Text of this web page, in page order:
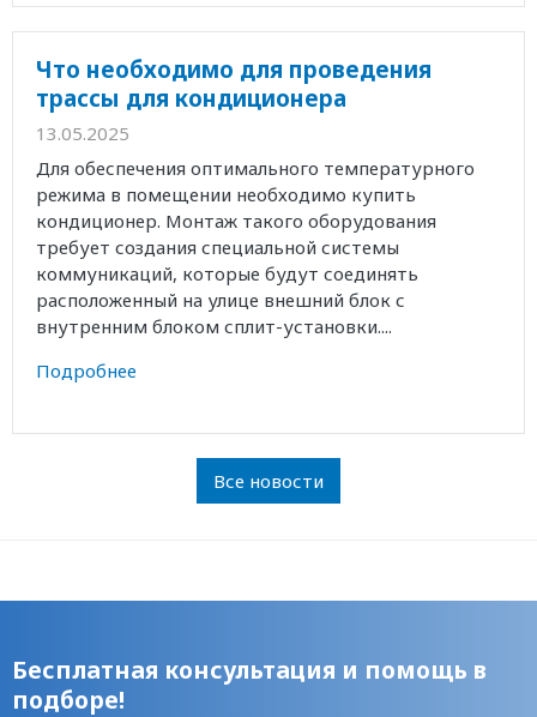
Что необходимо для проведения
трассы для кондиционера
13.05.2025
Для обеспечения оптимального температурного
режима в помещении необходимо купить
кондиционер. Монтаж такого оборудования
требует создания специальной системы
коммуникаций, которые будут соединять
расположенный на улице внешний блок с
внутренним блоком сплит-установки....
Подробнее
Все новости
Бесплатная консультация и помощь в
подборе!